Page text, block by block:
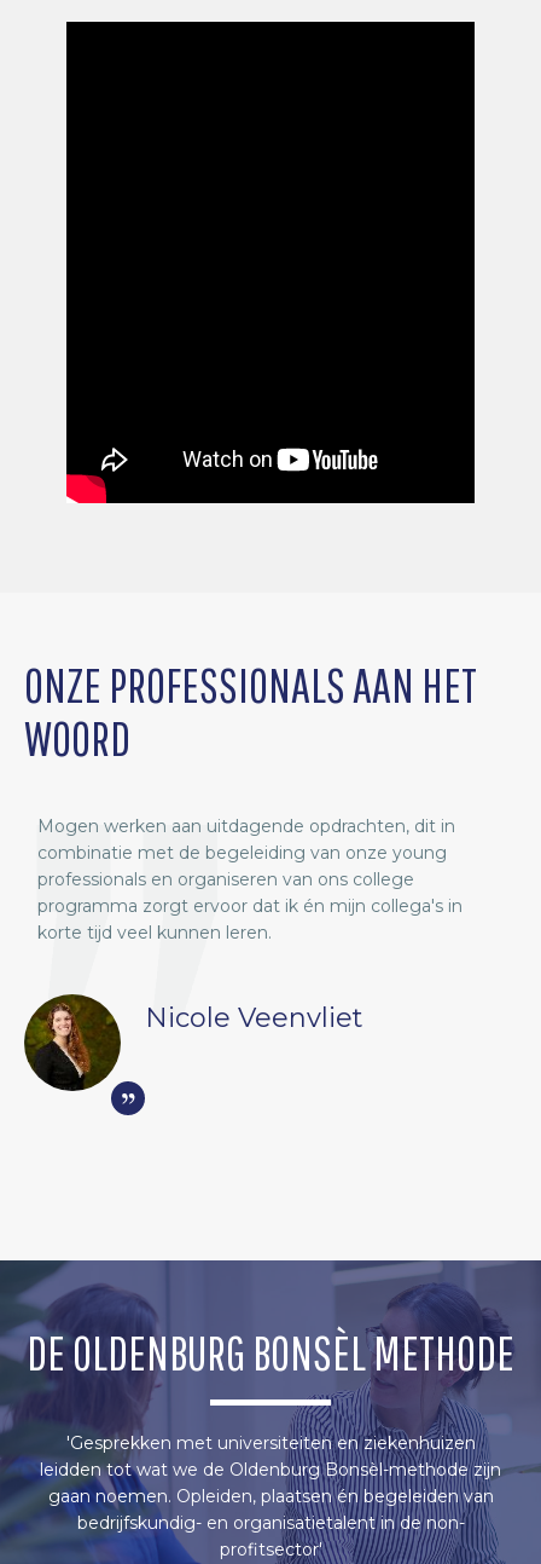
ONZE PROFESSIONALS AAN HET
WOORD
Mogen werken aan uitdagende opdrachten, dit in
combinatie met de begeleiding van onze young
professionals en organiseren van ons college
programma zorgt ervoor dat ik én mijn collega's in
korte tijd veel kunnen leren.
Nicole Veenvliet
DE OLDENBURG BONSÈL METHODE
'Gesprekken met universiteiten en ziekenhuizen
leidden tot wat we de Oldenburg Bonsèl-methode zijn
gaan noemen. Opleiden, plaatsen én begeleiden van
bedrijfskundig- en organisatietalent in de non-
profitsector'